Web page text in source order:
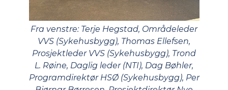
Fra venstre: Terje Hegstad, Områdeleder
VVS (Sykehusbygg), Thomas Ellefsen,
Prosjektleder VVS (Sykehusbygg), Trond
L. Røine, Daglig leder (NTI), Dag Bøhler,
Programdirektør HSØ (Sykehusbygg), Per